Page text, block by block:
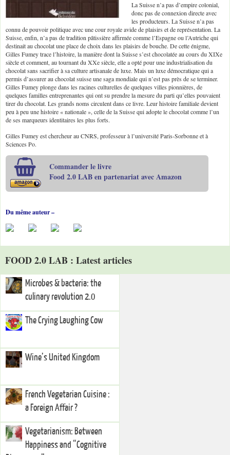
La Suisse n’a pas d’empire colonial,
donc pas de connexion directe avec
les producteurs. La Suisse n’a pas
connu de pouvoir politique avec une cour royale avide de plaisirs et de représentation. La
Suisse, enfin, n’a pas de tradition pâtissière affirmée comme l’Espagne ou l’Autriche qui
destinait au chocolat une place de choix dans les plaisirs de bouche. De cette énigme,
Gilles Fumey trace l’histoire, la manière dont la Suisse s’est chocolatée au cours du XIXe
siècle et comment, au tournant du XXe siècle, elle a opté pour une industrialisation du
chocolat sans sacrifier à sa culture artisanale de luxe. Mais un luxe démocratique qui a
permis d’assurer au chocolat suisse une saga mondiale qui n’est pas près de se terminer.
Gilles Fumey plonge dans les racines culturelles de quelques villes pionnières, de
quelques familles entreprenantes qui ont su prendre la mesure du parti qu’elles pouvaient
tirer du chocolat. Les grands noms circulent dans ce livre. Leur histoire familiale devient
peu à peu une histoire « nationale », celle de la Suisse qui adopte le chocolat comme l’un
de ses marqueurs identitaires les plus forts.
Gilles Fumey est chercheur au CNRS, professeur à l’université Paris-Sorbonne et à
Sciences Po.
Commander le livre
Food 2.0 LAB en partenariat avec Amazon
Du même auteur –
FOOD 2.0 LAB : Latest articles
Microbes & bacteria: the
culinary revolution 2.0
The Crying Laughing Cow
Wine’s United Kingdom
French Vegetarian Cuisine :
a Foreign Affair ?
Vegetarianism: Between
Happiness and “Cognitive